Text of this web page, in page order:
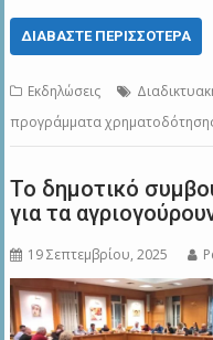
ΔΙΑΒΆΣΤΕ ΠΕΡΙΣΣΌΤΕΡΑ
Εκδηλώσεις
προγράμματα
Το δημοτικό
για τα
19 Σεπτεμβρίου, 2025